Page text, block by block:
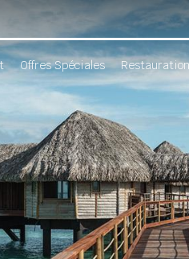
Offres Spéciales Restauration